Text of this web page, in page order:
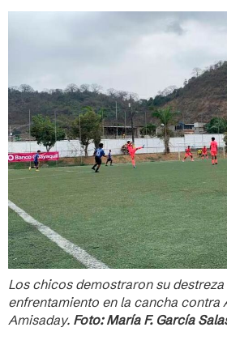
Los chicos demostraron su
enfrentamiento en la cancha contra
Amisaday. Foto: María F. García